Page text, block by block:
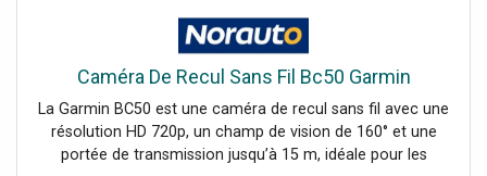
Caméra De Recul Sans Fil Bc50 Garmin
La Garmin BC50 est une caméra de recul sans fil avec une
résolution HD 720p, un champ de vision de 160° et une
portée de transmission jusqu’à 15 m, idéale pour les